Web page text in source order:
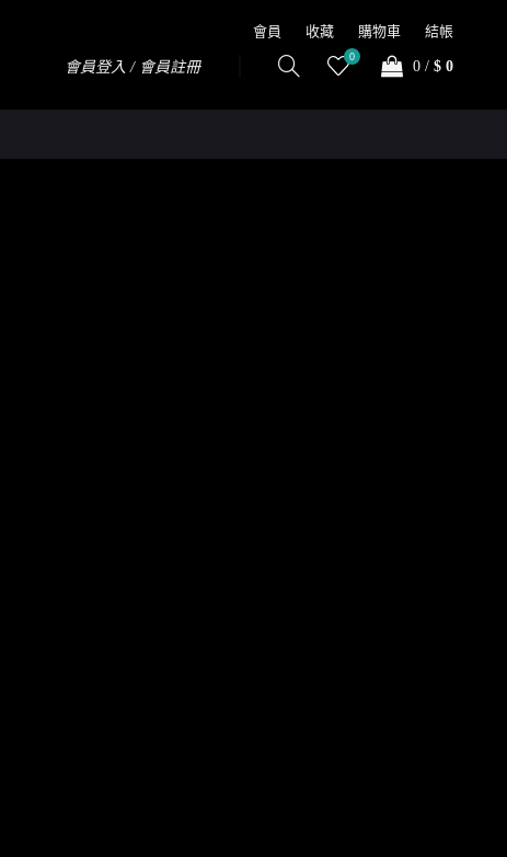
會員 收藏 購物車 結帳
會員登入 / 會員註冊
0
0 / $ 0